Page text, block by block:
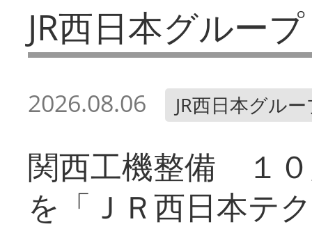
JR西日本グループ
2026.08.06 JR西日本グル
関西工機整備 １
を「ＪＲ西日本テ